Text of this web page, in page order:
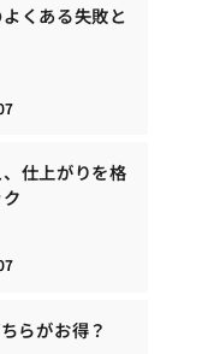
くある失敗と
仕上がりを格
らがお得？